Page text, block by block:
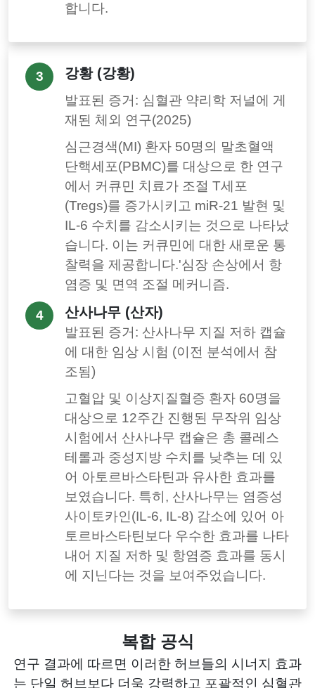
합니다.
3 강황 (강황)
발표된 증거: 심혈관 약리학 저널에 게
재된 체외 연구(2025)
심근경색(MI) 환자 50명의 말초혈액
단핵세포(PBMC)를 대상으로 한 연구
에서 커큐민 치료가 조절 T세포
(Tregs)를 증가시키고 miR-21 발현 및
IL-6 수치를 감소시키는 것으로 나타났
습니다. 이는 커큐민에 대한 새로운 통
찰력을 제공합니다.'심장 손상에서 항
염증 및 면역 조절 메커니즘.
4 산사나무 (산자)
발표된 증거: 산사나무 지질 저하 캡슐
에 대한 임상 시험 (이전 분석에서 참
조됨)
고혈압 및 이상지질혈증 환자 60명을
대상으로 12주간 진행된 무작위 임상
시험에서 산사나무 캡슐은 총 콜레스
테롤과 중성지방 수치를 낮추는 데 있
어 아토르바스타틴과 유사한 효과를
보였습니다. 특히, 산사나무는 염증성
사이토카인(IL-6, IL-8) 감소에 있어 아
토르바스타틴보다 우수한 효과를 나타
내어 지질 저하 및 항염증 효과를 동시
에 지닌다는 것을 보여주었습니다.
복합 공식
연구 결과에 따르면 이러한 허브들의 시너지 효과
는 단일 허브보다 더욱 강력하고 포괄적인 심혈관